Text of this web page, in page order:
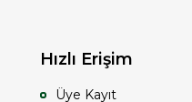
Hızlı Erişim
Üye Kayıt